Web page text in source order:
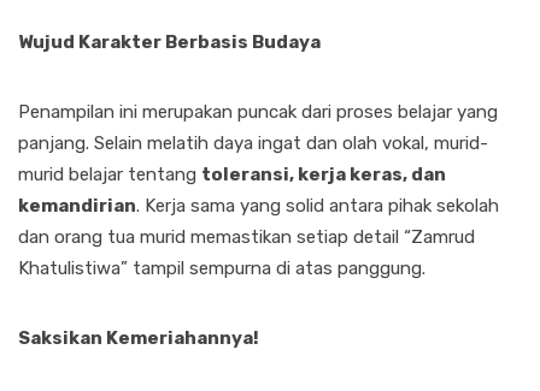
Wujud Karakter Berbasis Budaya
Penampilan ini merupakan puncak dari proses belajar yang
panjang. Selain melatih daya ingat dan olah vokal, murid-
murid belajar tentang toleransi, kerja keras, dan
kemandirian. Kerja sama yang solid antara pihak sekolah
dan orang tua murid memastikan setiap detail “Zamrud
Khatulistiwa” tampil sempurna di atas panggung.
Saksikan Kemeriahannya!